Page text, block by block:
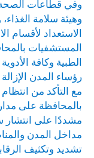
وفي قطاعات الصحة
وهيئة سلامة
الاستعداد لأقسام
المستشفيات
الطبية وكافة
رؤساء المدن
مع التأكد من
بالمحافظة على مدار الـ ٢٤ ساعة
مشددًا على انتشار
مداخل المدن
تشديد وتكثيف